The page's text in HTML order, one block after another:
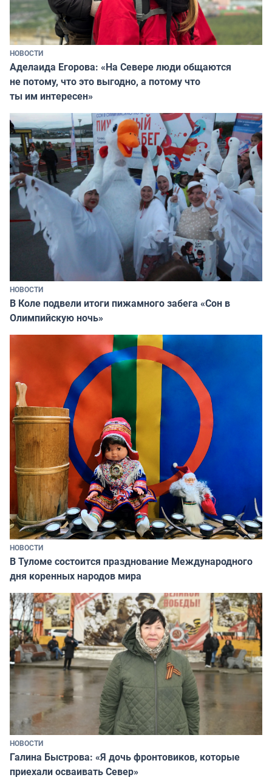
НОВОСТИ
Аделаида Егорова: «На Севере люди общаются
не потому, что это выгодно, а потому что
ты им интересен»
НОВОСТИ
В Коле подвели итоги пижамного забега «Сон в
Олимпийскую ночь»
НОВОСТИ
В Туломе состоится празднование Международного
дня коренных народов мира
НОВОСТИ
Галина Быстрова: «Я дочь фронтовиков, которые
приехали осваивать Север»